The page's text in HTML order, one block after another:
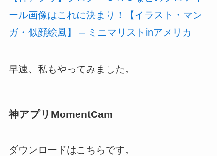
ール画像はこれに決まり！【イラスト・マン
ガ・似顔絵風】 – ミニマリストinアメリカ
早速、私もやってみました。
神アプリMomentCam
ダウンロードはこちらです。